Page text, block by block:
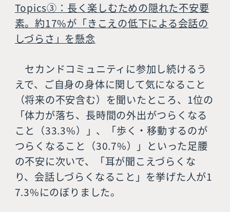
Topics③：長く楽しむための隠れた不安要
素。約17%が「きこえの低下による会話の
しづらさ」を懸念
セカンドコミュニティに参加し続けるう
えで、ご自身の身体に関して気になること
（将来の不安含む）を聞いたところ、1位の
「体力が落ち、長時間の外出がつらくなる
こと（33.3%）」、「歩く・移動するのが
つらくなること（30.7%）」といった足腰
の不安に次いで、「耳が聞こえづらくな
り、会話しづらくなること」を挙げた人が1
7.3%にのぼりました。